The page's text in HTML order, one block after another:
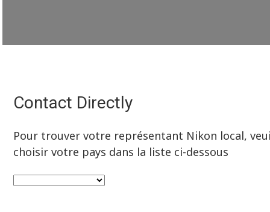
Contact Directly
Pour trouver votre représentant Nikon local,
choisir votre pays dans la liste ci-dessous